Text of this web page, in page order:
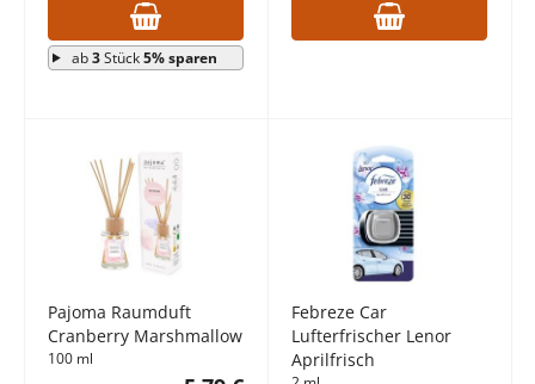
ab3Stück5% sparen
Pajoma Raumduft
Cranberry Marshmallow
100 ml
Febreze Car
Lufterfrischer Lenor
Aprilfrisch